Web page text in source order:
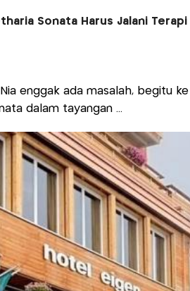
Sonata Harus Jalani
enggak ada masalah, begitu
dalam tayangan ...